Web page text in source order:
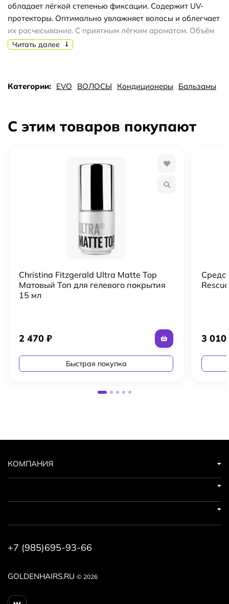
обладает лёгкой степенью фиксации. Содержит UV-
протекторы. Оптимально увлажняет волосы и облегчает
их расчесывание. С приятным лёгким ароматом. Объём
200 мл.
Читать далее
Категории: EVO ВОЛОСЫ Кондиционеры Бальзамы
С этим товаров покупают
Christina Fitzgerald Ultra Matte Top
Матовый Топ для гелевого покрытия
15 мл
2 470₽
Быстрая покупка
3 010
GOLDENHAIRS.RU © 2026
КОМПАНИЯ
+7 (985)695-93-66